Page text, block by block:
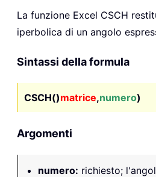
La funzione Excel CSCH
iperbolica di un angolo
Sintassi della formula
CSCH()matrice,numero)
Argomenti
numero: richiesto;